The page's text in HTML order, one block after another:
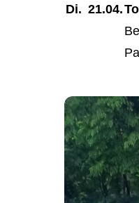
Di. 21.04.